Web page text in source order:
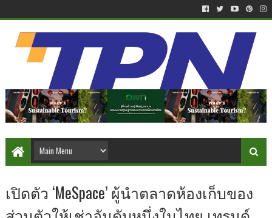
เปิดตัว ‘MeSpace’ ผู้นำตลาดห้องเก็บของ